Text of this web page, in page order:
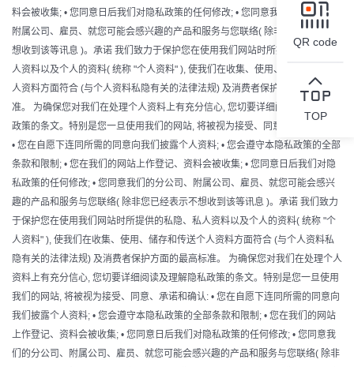
料会被收集; • 您同意日后我们对隐私政策的任何修改; • 您同意我们的分公司、
附属公司、雇员、就您可能会感兴趣的产品和服务与您联络( 除非您已经表示不
想收到该等讯息 )。承诺 我们致力于保护您在使用我们网站时所提供的私隐、私
人资料以及个人的资料( 统称 "个人资料" ), 使我们在收集、使用、储存和传送个
人资料方面符合 (与个人资料私隐有关的法律法规) 及消费者保护方面的最高标
准。 为确保您对我们在处理个人资料上有充分信心, 您切要详细阅读及理解隐私
政策的条文。特别是您一旦使用我们的网站, 将被视为接受、同意、承诺和确认:
• 您在自愿下连同所需的同意向我们披露个人资料; • 您会遵守本隐私政策的全部
条款和限制; • 您在我们的网站上作登记、资料会被收集; • 您同意日后我们对隐
私政策的任何修改; • 您同意我们的分公司、附属公司、雇员、就您可能会感兴
趣的产品和服务与您联络( 除非您已经表示不想收到该等讯息 )。承诺 我们致力
于保护您在使用我们网站时所提供的私隐、私人资料以及个人的资料( 统称 "个
人资料" ), 使我们在收集、使用、储存和传送个人资料方面符合 (与个人资料私
隐有关的法律法规) 及消费者保护方面的最高标准。 为确保您对我们在处理个人
资料上有充分信心, 您切要详细阅读及理解隐私政策的条文。特别是您一旦使用
我们的网站, 将被视为接受、同意、承诺和确认: • 您在自愿下连同所需的同意向
我们披露个人资料; • 您会遵守本隐私政策的全部条款和限制; • 您在我们的网站
上作登记、资料会被收集; • 您同意日后我们对隐私政策的任何修改; • 您同意我
们的分公司、附属公司、雇员、就您可能会感兴趣的产品和服务与您联络( 除非
QR code
TOP